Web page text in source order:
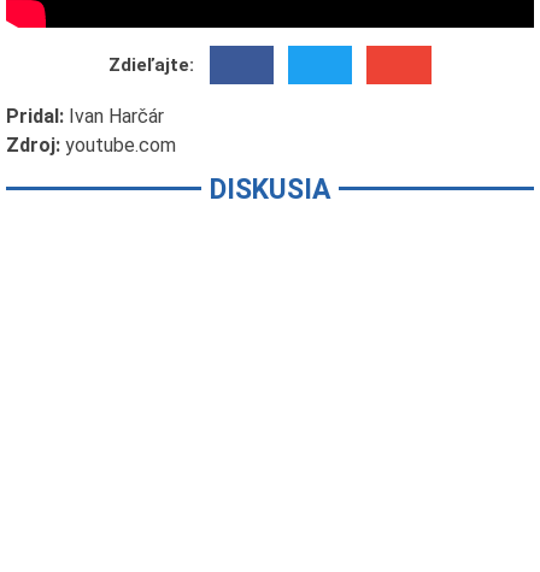
Zdieľajte:
Pridal: Ivan Harčár
Zdroj: youtube.com
DISKUSIA